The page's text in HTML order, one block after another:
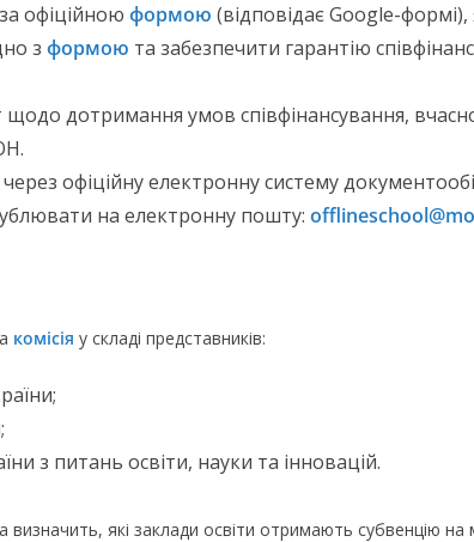
офіційною формою (відповідає Google-
з формою та забезпечити гарантію
щодо дотримання умов співфінансування,
офіційну електронну систему
на електронну пошту:
комісія у складі представників:
з питань освіти, науки та інновацій.
визначить, які заклади освіти отримають субвенцію на